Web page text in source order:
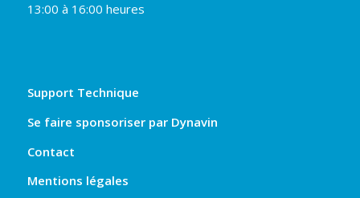
13:00 à 16:00 heures
Support Technique
Se faire sponsoriser par Dynavin
Contact
Mentions légales